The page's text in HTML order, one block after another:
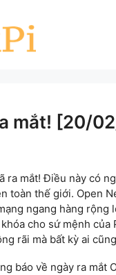
mắt! [20/
ra mắt! Điều này có
toàn thế giới. Open
ngang hàng
cho sứ mệnh
rãi mà bất kỳ ai
báo về ngày ra mắt